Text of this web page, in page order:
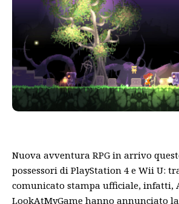
Nuova avventura RPG in arrivo
possessori di PlayStation 4 e Wii U:
comunicato stampa ufficiale, infatti,
LookAtMyGame hanno annunciato